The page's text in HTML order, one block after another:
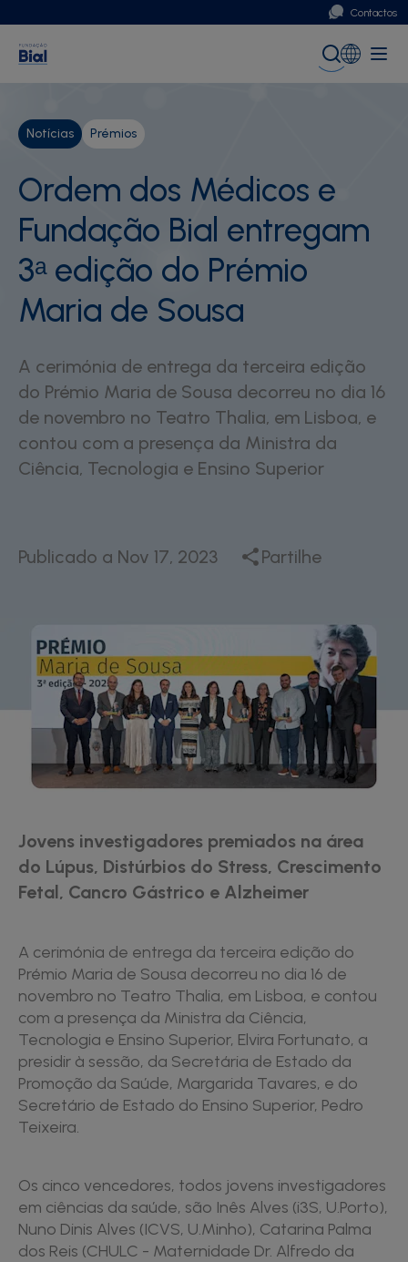
Contactos
Portugal
Notícias Prémios
Ordem dos Médicos e
Fundação Bial entregam
3ᵃ edição do Prémio
Maria de Sousa
A cerimónia de entrega da terceira edição
do Prémio Maria de Sousa decorreu no dia 16
de novembro no Teatro Thalia, em Lisboa, e
contou com a presença da Ministra da
Ciência, Tecnologia e Ensino Superior
Publicado a Nov 17, 2023 Partilhe
Jovens investigadores premiados na área
do Lúpus, Distúrbios do Stress, Crescimento
Fetal, Cancro Gástrico e Alzheimer
A cerimónia de entrega da terceira edição do
Prémio Maria de Sousa decorreu no dia 16 de
novembro no Teatro Thalia, em Lisboa, e contou
com a presença da Ministra da Ciência,
Tecnologia e Ensino Superior, Elvira Fortunato, a
presidir à sessão, da Secretária de Estado da
Promoção da Saúde, Margarida Tavares, e do
Secretário de Estado do Ensino Superior, Pedro
Teixeira.
Os cinco vencedores, todos jovens investigadores
em ciências da saúde, são Inês Alves (i3S, U.Porto),
Nuno Dinis Alves (ICVS, U.Minho), Catarina Palma
dos Reis (CHULC - Maternidade Dr. Alfredo da